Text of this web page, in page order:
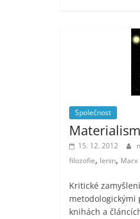
Společnost
15. 12. 2012
filozofie, lenin, Marx
Kritické
metodologickými
knihách a